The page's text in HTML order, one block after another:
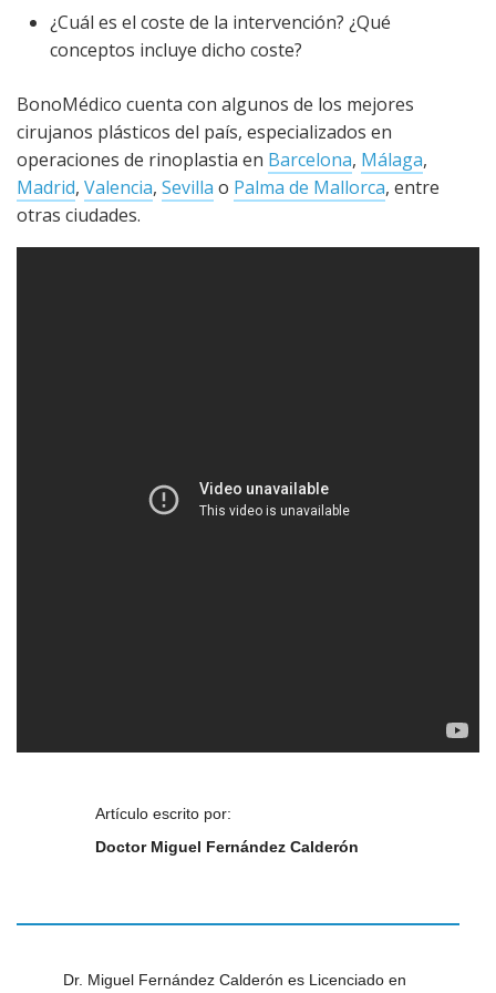
¿Cuál es el coste de la intervención? ¿Qué
conceptos incluye dicho coste?
BonoMédico cuenta con algunos de los mejores
cirujanos plásticos del país, especializados en
operaciones de rinoplastia en Barcelona, Málaga,
Madrid, Valencia, Sevilla o Palma de Mallorca, entre
otras ciudades.
Artículo escrito por:
Doctor Miguel Fernández Calderón
Dr. Miguel Fernández Calderón es Licenciado en